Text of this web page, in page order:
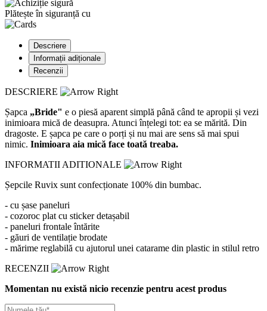
Plătește în siguranță cu
Descriere
Informații adiționale
Recenzii
DESCRIERE
Șapca „Bride" e o piesă aparent simplă până când te apropii și vezi
inimioara mică de deasupra. Atunci înțelegi tot: ea se mărită. Din
dragoste. E șapca pe care o porți și nu mai are sens să mai spui
nimic. Inimioara aia mică face toată treaba.
INFORMATII ADITIONALE
Șepcile Ruvix sunt confecționate 100% din bumbac.
- cu șase paneluri
- cozoroc plat cu sticker detașabil
- paneluri frontale întărite
- găuri de ventilație brodate
- mărime reglabilă cu ajutorul unei catarame din plastic in stilul retro
RECENZII
Momentan nu există nicio recenzie pentru acest produs